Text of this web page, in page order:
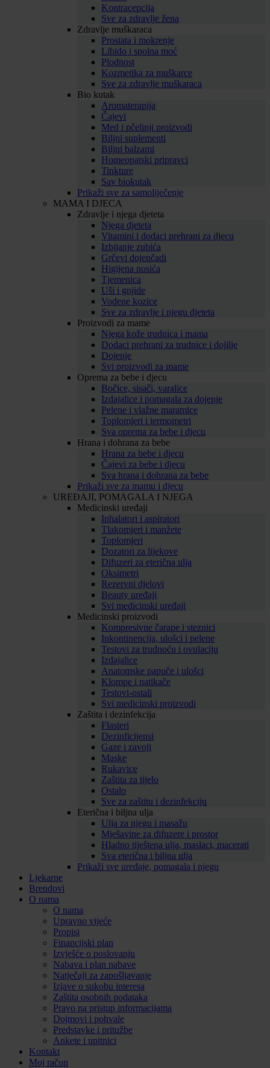
Kontracepcija
Sve za zdravlje žena
Zdravlje muškaraca
Prostata i mokrenje
Libido i spolna moć
Plodnost
Kozmetika za muškarce
Sve za zdravlje muškaraca
Bio kutak
Aromaterapija
Čajevi
Med i pčelinji proizvodi
Biljni suplementi
Biljni balzami
Homeopatski pripravci
Tinkture
Sav biokutak
Prikaži sve za samoliječenje
MAMA I DJECA
Zdravlje i njega djeteta
Njega djeteta
Vitamini i dodaci prehrani za djecu
Izbijanje zubića
Grčevi dojenčadi
Higijena nosića
Tjemenica
Uši i gnjide
Vodene kozice
Sve za zdravlje i njegu djeteta
Proizvodi za mame
Njega kože trudnica i mama
Dodaci prehrani za trudnice i dojilje
Dojenje
Svi proizvodi za mame
Oprema za bebe i djecu
Bočice, sisači, varalice
Izdajalice i pomagala za dojenje
Pelene i vlažne maramice
Toplomjeri i termometri
Sva oprema za bebe i djecu
Hrana i dohrana za bebe
Hrana za bebe i djecu
Čajevi za bebe i djecu
Sva hrana i dohrana za bebe
Prikaži sve za mamu i djecu
UREĐAJI, POMAGALA I NJEGA
Medicinski uređaji
Inhalatori i aspiratori
Tlakomjeri i manžete
Toplomjeri
Dozatori za lijekove
Difuzeri za eterična ulja
Oksimetri
Rezervni djelovi
Beauty uređaji
Svi medicinski uređaji
Medicinski proizvodi
Kompresivne čarape i steznici
Inkontinencija, ulošci i pelene
Testovi za trudnoću i ovulaciju
Izdajalice
Anatomske papuče i ulošci
Klompe i natikače
Testovi-ostali
Svi medicinski proizvodi
Zaštita i dezinfekcija
Flasteri
Dezinficijensi
Gaze i zavoji
Maske
Rukavice
Zaštita za tijelo
Ostalo
Sve za zaštitu i dezinfekciju
Eterična i biljna ulja
Ulja za njegu i masažu
Mješavine za difuzere i prostor
Hladno tiještena ulja, maslaci, macerati
Sva eterična i biljna ulja
Prikaži sve uređaje, pomagala i njegu
Ljekarne
Brendovi
O nama
O nama
Upravno vijeće
Propisi
Financijski plan
Izvješće o poslovanju
Nabava i plan nabave
Natječaji za zapošljavanje
Izjave o sukobu interesa
Zaštita osobnih podataka
Pravo na pristup informacijama
Dojmovi i pohvale
Predstavke i pritužbe
Ankete i upitnici
Kontakt
Moj račun